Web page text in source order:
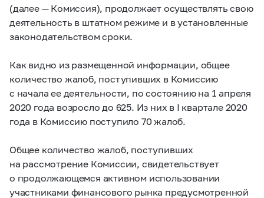
(далее — Комиссия), продолжает осуществлять свою
деятельность в штатном режиме и в установленные
законодательством сроки.
Как видно из размещенной информации, общее
количество жалоб, поступивших в Комиссию
с начала ее деятельности, по состоянию на 1 апреля
2020 года возросло до 625. Из них в I квартале 2020
года в Комиссию поступило 70 жалоб.
Общее количество жалоб, поступивших
на рассмотрение Комиссии, свидетельствует
о продолжающемся активном использовании
участниками финансового рынка предусмотренной